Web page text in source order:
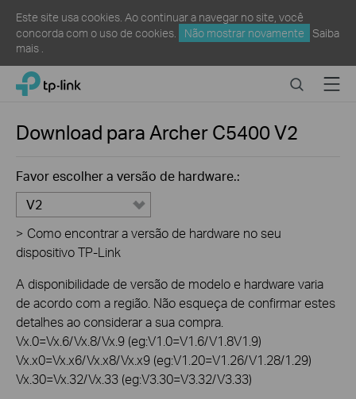
Este site usa cookies. Ao continuar a navegar no site, você
concorda com o uso de cookies.
Não mostrar novamente
Saiba
mais
Click
navigation
TP-Link, Reliably Smart SearchMenu
Download paraArcher C5400V2
Favor escolher a versão de hardware.:
V2
> Como encontrar a versão de hardware no seu
dispositivo TP-Link
A disponibilidade de versão de modelo e hardware varia
de acordo com a região. Não esqueça de confirmar estes
detalhes ao considerar a sua compra.
Vx.0=Vx.6/Vx.8/Vx.9 (eg:V1.0=V1.6/V1.8V1.9)
Vx.x0=Vx.x6/Vx.x8/Vx.x9 (eg:V1.20=V1.26/V1.28/1.29)
Vx.30=Vx.32/Vx.33 (eg:V3.30=V3.32/V3.33)